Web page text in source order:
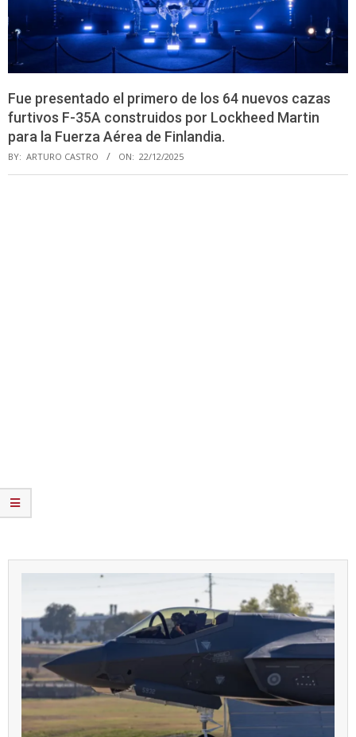
Fue presentado el primero de los 64 nuevos cazas
furtivos F-35A construidos por Lockheed Martin
para la Fuerza Aérea de Finlandia.
BY: ARTURO CASTRO ON: 22/12/2025